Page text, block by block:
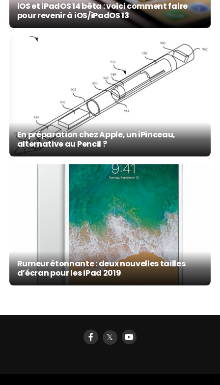
iOS et iPadOS 14 bêta : voici comment faire
pour revenir à iOS/iPadOS 13
En préparation chez Apple, un iPinceau,
alternative au Pencil ?
Rumeur étonnante : deux nouvelles tailles
d’écran pour les iPad 2019
𝕏